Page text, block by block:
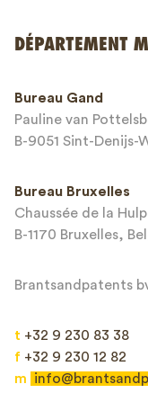
This site is protected
DÉPARTEMENT
Bureau Gand
Pauline van
B-9051 Sint-Denijs-
Bureau Bruxelles
Chaussée de la
B-1170 Bruxelles,
Brantsandpatents
t +32 9 230 83 38
f +32 9 230 12 82
m